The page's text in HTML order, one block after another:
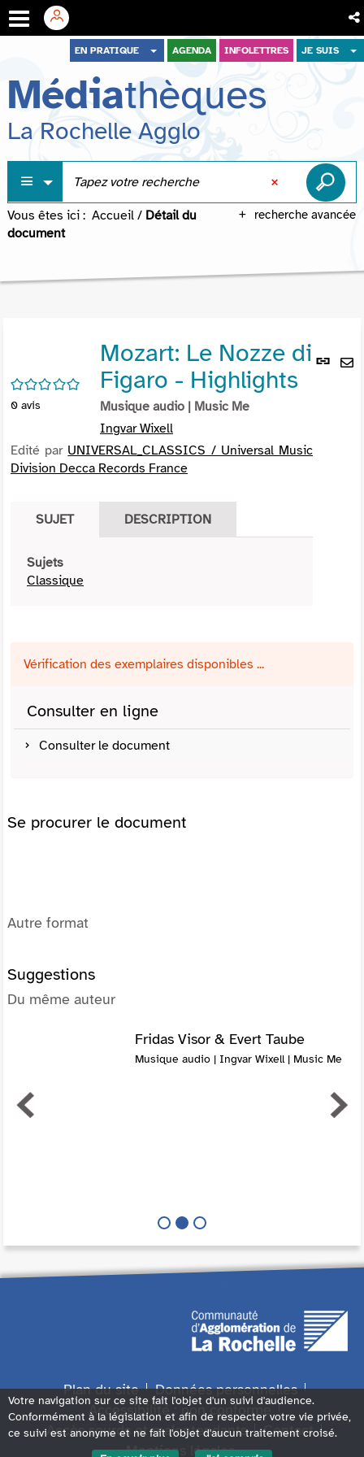
menu
contenu
recherche
EN PRATIQUE AGENDA INFOLETTRES JE SUIS
Médiathèques
La Rochelle Agglo
recherche avancée
Vous êtes ici : Accueil / Détail du
document
Lien
/5
0 avis
Mozart: Le Nozze di
Figaro - Highlights
Musique audio | Music Me
Ingvar Wixell
Edité par UNIVERSAL_CLASSICS / Universal Music
Division Decca Records France
SUJET DESCRIPTION
Sujets
Classique
Vérification des exemplaires disponibles ...
Consulter en ligne
Consulter le document
Se procurer le document
Autre format
Suggestions
Du même auteur
Fridas Visor & Evert Taube
Musique audio | Ingvar Wixell | Music Me
Plan du site
Données personnelles
Accessibilité : non conforme
Accès sourds et malentendants
Contact
Mentions légales
Votre navigation sur ce site fait l'objet d'un suivi d'audience.
Conformément à la législation et afin de respecter votre vie privée,
ce suivi est anonyme et ne fait l'objet d'aucun traitement croisé.